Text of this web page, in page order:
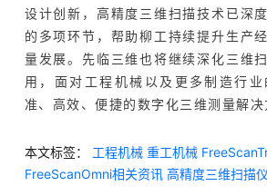
设计创新，高精度三维扫描技术已深
的多项环节，帮助柳工持续提升生产
量发展。先临三维也将继续深化三维
用，面对工程机械以及更多制造行
准、高效、便捷的数字化三维测量解决
本文标签： 工程机械 重工机械
FreeScanOmni相关资讯 高精度三维扫描仪